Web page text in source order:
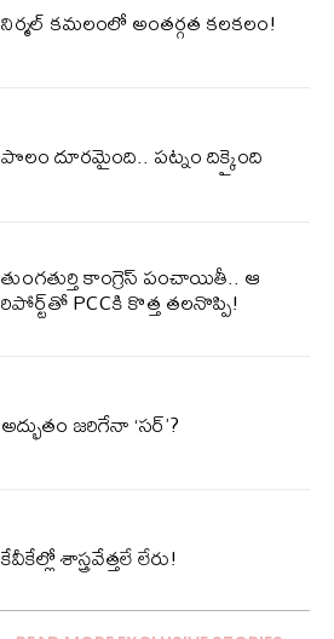
నిర్మల్ కమలంలో అంతర్గత కలకలం!
పొలం దూరమైంది.. పట్నం దిక్కైంది
తుంగతుర్తి కాంగ్రెస్‌ పంచాయితీ.. ఆ
రిపోర్ట్‌తో PCCకి కొత్త తలనొప్పి!
అద్భుతం జరిగేనా ‘సర్’?
కేవీకేల్లో శాస్త్రవేత్తలే లేరు!